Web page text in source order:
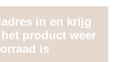
in en krijg
product weer
is